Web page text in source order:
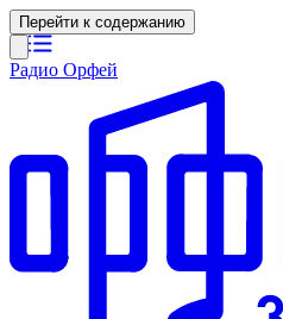
Перейти к содержанию
Радио Орфей